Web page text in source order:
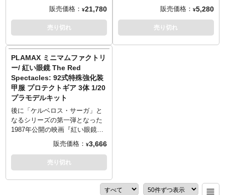
ール製ガレージキットシリー
ズ。海洋堂の往年の名作から最
新作まで、多種多様なものが
日々生み出されるオールジャパ
強化スーツの最高傑作デザイン
である「プロテクトギア」。第
二次世界大戦のドイツ軍の魅力
を各所に取り入れられた、デザ
イナー出渕裕氏の手によって生
み出された圧倒的な存在感の強
化スーツを造形作家・田熊勝夫
が立体化。外連味など一切無
在感と重量感が味わえる、田熊
造形作品の中でも最高傑作と言
えるでしょう。
販売価格： ¥21,780
売り切れ
チックモデルが、「特捜班小型
警邏車」とセットになって登場
です。ファインモールド社とタ
ッグを組み、劇中登場車両の特
販売価格： ¥5,280
売り切れ
PLAMAX ミニマムファクトリ
ー/ 紅い眼鏡 The Red
Spectacles: 92式特殊強化装
甲服 プロテクトギア 3体 1/20
プラモデルキット
後に「ケルベロス・サーガ」と
なるシリーズの第一弾となった
1987年公開の映画『紅い眼鏡
The Red Spectacles』。劇中に
登場した「92式特殊強化装甲
服」、通称「プロテクトギア」
が簡単に組み立てて卓上に並べ
ックモデル、マックスファクト
販売価格： ¥3,666
売り切れ